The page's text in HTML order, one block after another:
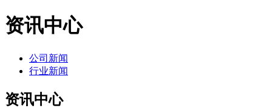
资讯中心
公司新闻
行业新闻
资讯中心